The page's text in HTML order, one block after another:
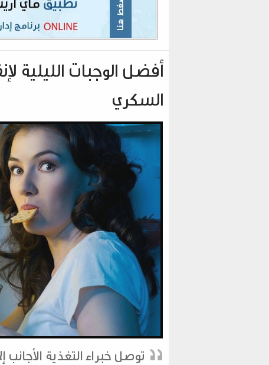
أفضل الوجبات الليلية
السكري
توصل خبراء التغذية الأجانب